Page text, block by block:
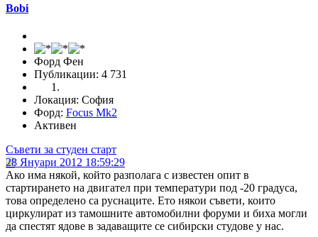
Bobi
Форд Фен
Публикации: 4 731
Локация: София
Форд: Focus Mk2
Активен
Съвети за студен старт
28 Януари 2012 18:59:29
Ако има някой, който разполага с известен опит в
стартирането на двигател при температури под -20 градуса,
това определено са руснаците. Ето някои съвети, които
циркулират из тамошните автомобилни форуми и биха могли
да спестят ядове в задаващите се сибирски студове у нас.